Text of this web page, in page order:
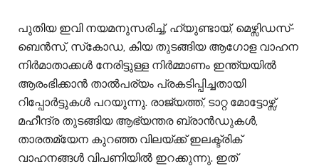
പുതിയ ഇവി നയമനുസരിച്ച്, ഹ്യുണ്ടായ്, മെഴ്സിഡസ്-
ബെൻസ്, സ്‌കോഡ, കിയ തുടങ്ങിയ ആഗോള വാഹന
നിർമാതാക്കൾ നേരിട്ടുള്ള നിർമ്മാണം ഇന്ത്യയിൽ
ആരംഭിക്കാൻ താൽപര്യം പ്രകടിപ്പിച്ചതായി
റിപ്പോർട്ടുകൾ പറയുന്നു. രാജ്യത്ത്, ടാറ്റ മോട്ടോഴ്സ്,
മഹീന്ദ്ര തുടങ്ങിയ ആഭ്യന്തര ബ്രാൻഡുകൾ,
താരതമ്യേന കുറഞ്ഞ വിലയ്ക്ക് ഇലക്ട്രിക്
വാഹനങ്ങൾ വിപണിയിൽ ഇറക്കുന്നു. ഇത്